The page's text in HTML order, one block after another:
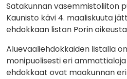
Satakunnan vasemmistoliiton
Kaunisto kävi 4. maaliskuuta
ehdokkaan listan Porin
Aluevaaliehdokkaiden listalla
monipuolisesti eri
ehdokkaat ovat maakunnan